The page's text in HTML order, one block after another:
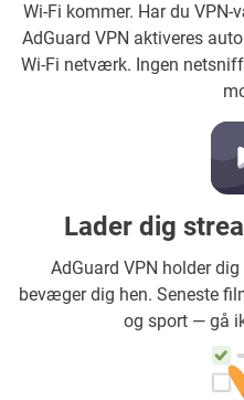
Wi-Fi kommer. Har du
AdGuard VPN aktiveres
Wi-Fi netværk. Ingen
Lader dig
AdGuard VPN holder
bevæger dig hen. Seneste
og sport — gå